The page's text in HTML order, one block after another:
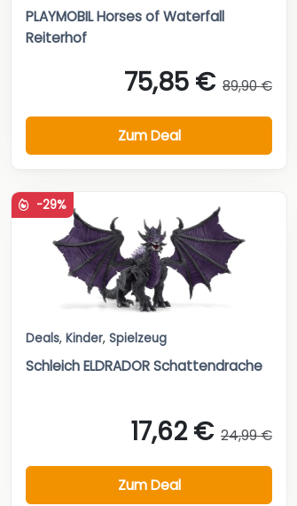
PLAYMOBIL Horses of Waterfall
Reiterhof
75,85 € 89,90 €
Zum Deal
-29%
Deals, Kinder, Spielzeug
Schleich ELDRADOR Schattendrache
17,62 € 24,99 €
Zum Deal